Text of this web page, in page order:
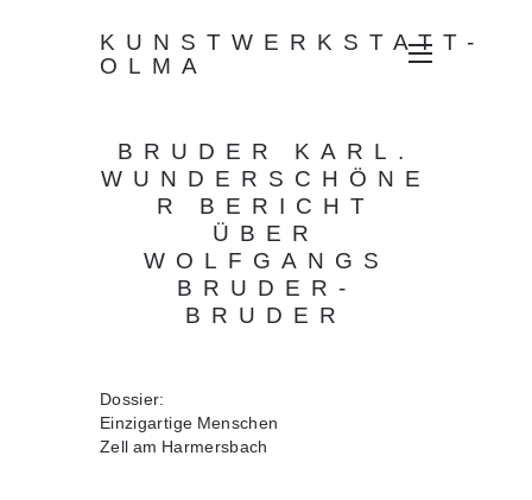
KUNSTWERKSTATT-
OLMA
BRUDER KARL.
WUNDERSCHÖNE
R BERICHT
ÜBER
WOLFGANGS
BRUDER-
BRUDER
Dossier:
Einzigartige Menschen
Zell am Harmersbach